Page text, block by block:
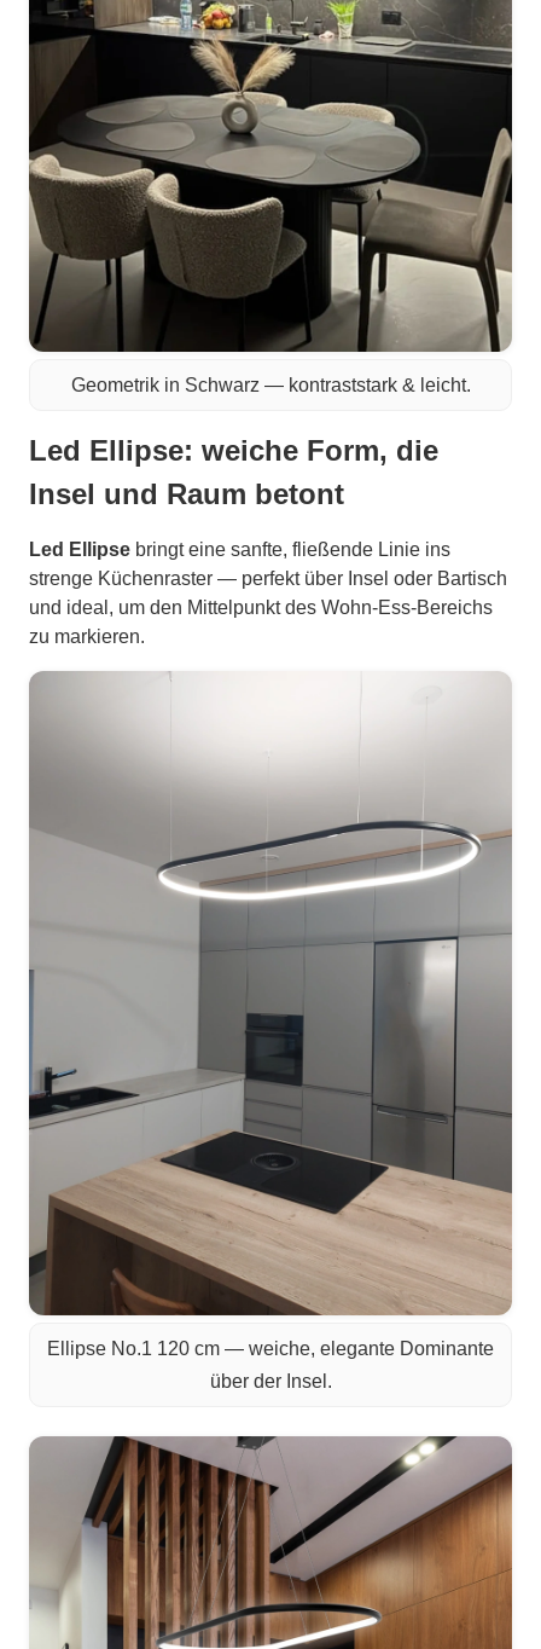
Geometrik in Schwarz — kontraststark & leicht.
Led Ellipse: weiche Form, die
Insel und Raum betont
Led Ellipse bringt eine sanfte, fließende Linie ins
strenge Küchenraster — perfekt über Insel oder Bartisch
und ideal, um den Mittelpunkt des Wohn-Ess-Bereichs
zu markieren.
Ellipse No.1 120 cm — weiche, elegante Dominante
über der Insel.